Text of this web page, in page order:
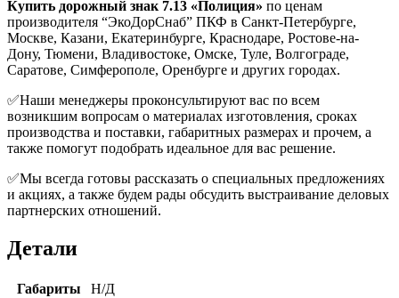
Купить дорожный знак 7.13 «Полиция» по ценам
производителя “ЭкоДорСнаб” ПКФ в Санкт-Петербурге,
Москве, Казани, Екатеринбурге, Краснодаре, Ростове-на-
Дону, Тюмени, Владивостоке, Омске, Туле, Волгограде,
Саратове, Симферополе, Оренбурге и других городах.
✅Наши менеджеры проконсультируют вас по всем
возникшим вопросам о материалах изготовления, сроках
производства и поставки, габаритных размерах и прочем, а
также помогут подобрать идеальное для вас решение.
✅Мы всегда готовы рассказать о специальных предложениях
и акциях, а также будем рады обсудить выстраивание деловых
партнерских отношений.
Детали
Габариты Н/Д